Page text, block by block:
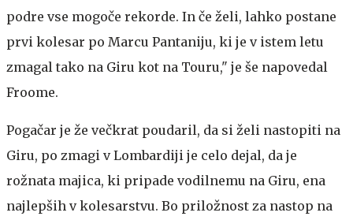
podre vse mogoče rekorde. In če želi, lahko postane
prvi kolesar po Marcu Pantaniju, ki je v istem letu
zmagal tako na Giru kot na Touru," je še napovedal
Froome.
Pogačar je že večkrat poudaril, da si želi nastopiti na
Giru, po zmagi v Lombardiji je celo dejal, da je
rožnata majica, ki pripade vodilnemu na Giru, ena
najlepših v kolesarstvu. Bo priložnost za nastop na